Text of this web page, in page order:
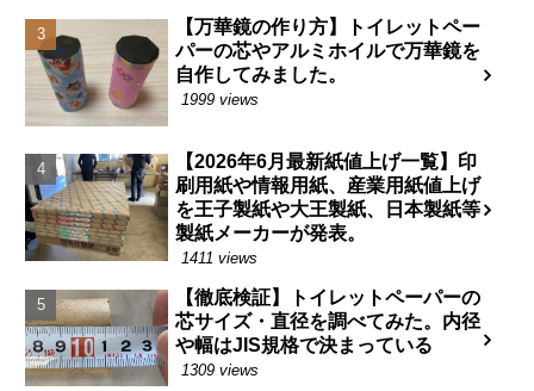
【万華鏡の作り方】トイレットペー
パーの芯やアルミホイルで万華鏡を
自作してみました。
1999 views
【2026年6月最新紙値上げ一覧】印
刷用紙や情報用紙、産業用紙値上げ
を王子製紙や大王製紙、日本製紙等
製紙メーカーが発表。
1411 views
【徹底検証】トイレットペーパーの
芯サイズ・直径を調べてみた。内径
や幅はJIS規格で決まっている
1309 views